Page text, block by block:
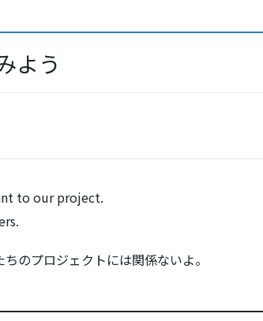
よう
to our project.
のプロジェクトには関係ないよ。